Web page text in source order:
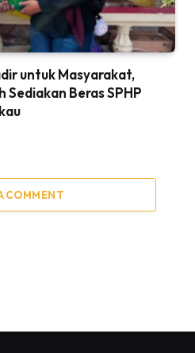
untuk Masyarakat,
Sediakan Beras SPHP
COMMENT